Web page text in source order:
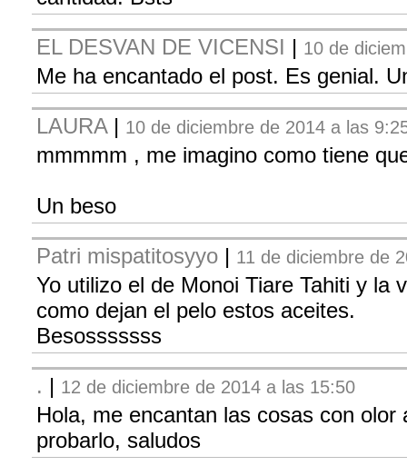
EL DESVAN DE VICENSI | 10 de
Me ha encantado el post. Es genial.
LAURA | 10 de diciembre de 2014 a las
mmmmm , me imagino como tiene
Un beso
Patri mispatitosyyo | 11 de diciembre de
Yo utilizo el de Monoi Tiare Tahiti y la
como dejan el pelo estos aceites.
Besosssssss
. | 12 de diciembre de 2014 a las 15:50
Hola, me encantan las cosas con
probarlo, saludos